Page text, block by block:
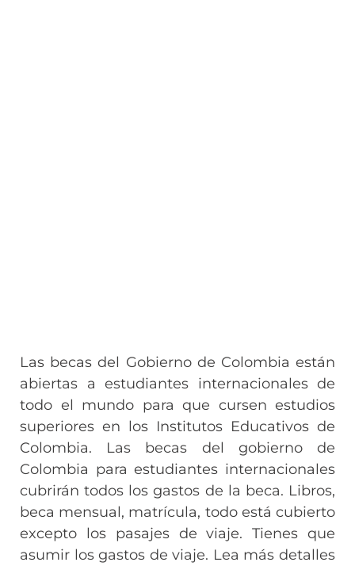
Las becas del Gobierno de Colombia están
abiertas a estudiantes internacionales de
todo el mundo para que cursen estudios
superiores en los Institutos Educativos de
Colombia. Las becas del gobierno de
Colombia para estudiantes internacionales
cubrirán todos los gastos de la beca. Libros,
beca mensual, matrícula, todo está cubierto
excepto los pasajes de viaje. Tienes que
asumir los gastos de viaje. Lea más detalles